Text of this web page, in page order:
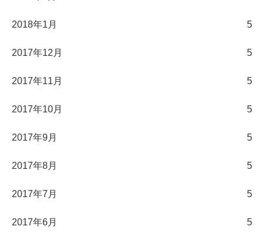
2018年1月 5
2017年12月 5
2017年11月 5
2017年10月 5
2017年9月 5
2017年8月 5
2017年7月 5
2017年6月 5